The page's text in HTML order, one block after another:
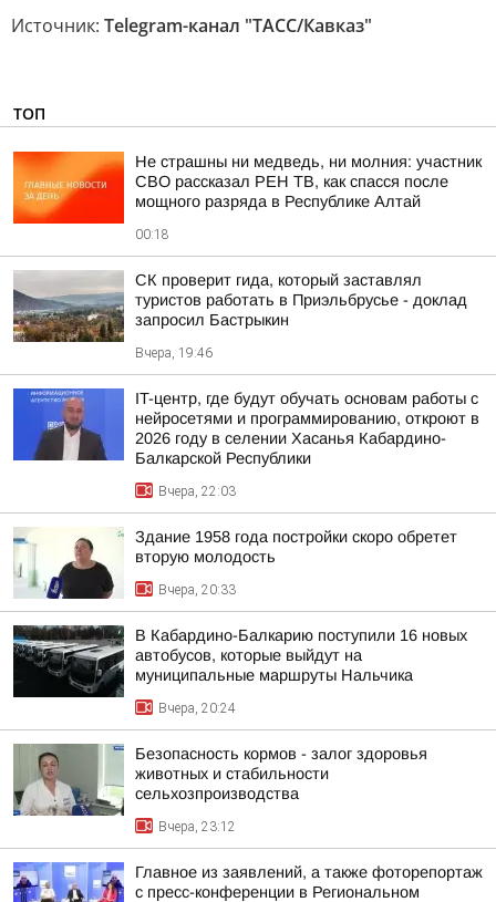
Источник: Telegram-канал "ТАСС/Кавказ"
ТОП
Не страшны ни медведь, ни молния: участник
СВО рассказал РЕН ТВ, как спасся после
мощного разряда в Республике Алтай
00:18
СК проверит гида, который заставлял
туристов работать в Приэльбрусье - доклад
запросил Бастрыкин
Вчера, 19:46
IT-центр, где будут обучать основам работы с
нейросетями и программированию, откроют в
2026 году в селении Хасанья Кабардино-
Балкарской Республики
Вчера, 22:03
Здание 1958 года постройки скоро обретет
вторую молодость
Вчера, 20:33
В Кабардино-Балкарию поступили 16 новых
автобусов, которые выйдут на
муниципальные маршруты Нальчика
Вчера, 20:24
Безопасность кормов - залог здоровья
животных и стабильности
сельхозпроизводства
Вчера, 23:12
Главное из заявлений, а также фоторепортаж
с пресс-конференции в Региональном